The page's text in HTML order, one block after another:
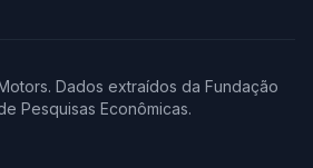
Dados extraídos da Fundação
Pesquisas Econômicas.